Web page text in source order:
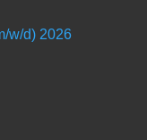
w/d) 2026